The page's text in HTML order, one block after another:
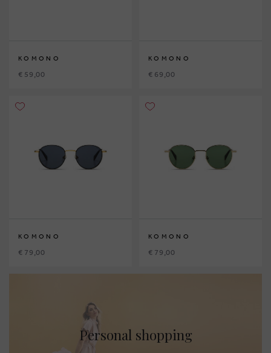
KOMONO
€ 59,00
KOMONO
€ 69,00
KOMONO
€ 79,00
KOMONO
€ 79,00
Personal shopping